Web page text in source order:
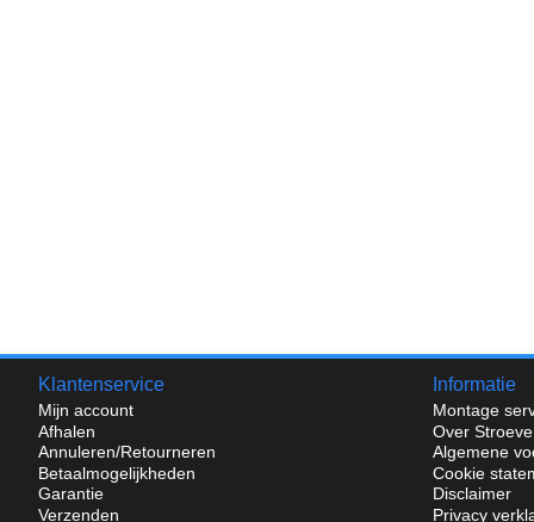
Klantenservice
Mijn account
Afhalen
Annuleren/Retourneren
Betaalmogelijkheden
Garantie
Verzenden
Informatie
Montage
Over
Algemene
Cookie
Disclaimer
Privacy